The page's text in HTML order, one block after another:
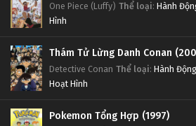
One Piece (Luffy) Thể loại: Hành
Hình
Thám Tử Lừng Danh Conan
Detective Conan Thể loại: Hành Động
Hoạt Hình
Pokemon Tổng Hợp (1997)